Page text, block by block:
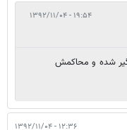
۱۹:۵۴ - ۱۳۹۲/۱۱/۰۴
شده و محاکمش
۱۲:۳۶ - ۱۳۹۲/۱۱/۰۴